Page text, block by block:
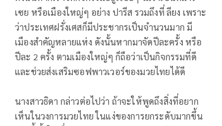
เซย หรือเมืองใหญ่ๆ อย่าง ปารีส รวมถึงที่ ลียง เพราะ
ว่าประเทศฝรั่งเศสก็มีประชากรเป็นจำนวนมาก มี
เมืองสำคัญหลายแห่ง ดังนั้นหากมาจัดปีละครั้ง หรือ
ปีละ 2 ครั้ง ตามเมืองใหญ่ๆ ก็ถือว่าเป็นกิจกรรมที่ดี
และช่วยส่งเสริมซอฟพาวเวอร์ของมวยไทยได้ดี
นางสาวธิดา กล่าวต่อไปว่า ถ้าจะให้พูดถึงสิ่งที่อยาก
เห็นในวงการมวยไทย ในแง่ของการยกระดับมากขึ้น